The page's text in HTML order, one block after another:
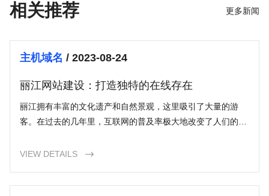
相关推荐 更多新闻
主机域名/ 2023-08-24
丽江网站建设：打造独特的在线存在
丽江拥有丰富的文化遗产和自然景观，这里吸引了大量的游
客。在过去的几年里，互联网的普及率极大地改变了人们的旅
获取旅行信息，因此一个精心设计和优化的网站是吸引游客并
VIEW DETAILS 